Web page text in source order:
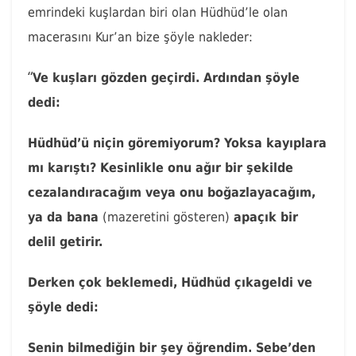
emrindeki kuşlardan biri olan Hüdhüd’le olan
macerasını Kur’an bize şöyle nakleder:
“Ve kuşları gözden geçirdi. Ardından şöyle
dedi:
Hüdhüd’ü niçin göremiyorum? Yoksa kayıplara
mı karıştı? Kesinlikle onu ağır bir şekilde
cezalandıracağım veya onu boğazlayacağım,
ya da bana (mazeretini gösteren) apaçık bir
delil getirir.
Derken çok beklemedi, Hüdhüd çıkageldi ve
şöyle dedi:
Senin bilmediğin bir şey öğrendim. Sebe’den